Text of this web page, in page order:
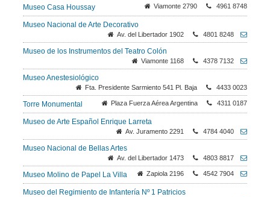
Museo Casa Houssay Viamonte 2790 4961 8748
Museo Nacional de Arte Decorativo
Av. del Libertador 1902 4801 8248
Museo de los Instrumentos del Teatro Colón
Viamonte 1168 4378 7132
Museo Anestesiológico
Fta. Presidente Sarmiento 541 Pl. Baja 4433 0023
Torre Monumental Plaza Fuerza Aérea Argentina 4311 0187
Museo de Arte Español Enrique Larreta
Av. Juramento 2291 4784 4040
Museo Nacional de Bellas Artes
Av. del Libertador 1473 4803 8817
Museo Molino de Papel La Villa Zapiola 2196 4542 7904
Museo del Regimiento de Infantería Nº 1 Patricios